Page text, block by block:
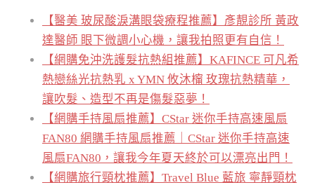
【醫美 玻尿酸淚溝眼袋療程推薦】彥靚診所 黃政
達醫師 眼下微調小心機，讓我拍照更有自信！
【網購免沖洗護髮抗熱組推薦】KAFINCE 可凡希
熱戀絲光抗熱乳 x YMN 攸沐橣 玫瑰抗熱精華，
讓吹髮、造型不再是傷髮惡夢！
【網購手持風扇推薦】CStar 迷你手持高速風扇
FAN80 網購手持風扇推薦｜CStar 迷你手持高速
風扇FAN80，讓我今年夏天終於可以漂亮出門！
【網購旅行頸枕推薦】Travel Blue 藍旅 寧靜頸枕